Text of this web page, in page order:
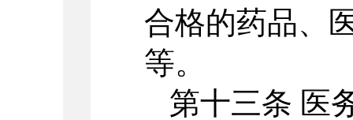
合格的药品、
等。
第十三条 医